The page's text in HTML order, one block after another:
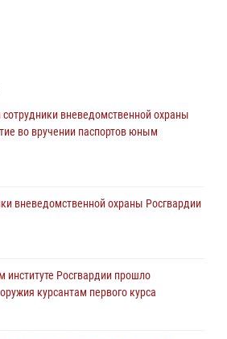
ОМОН и СОБР Росгвардии
лиц, причастных к мошенничеству
вневедомственной охраны
находящийся в розыске
отряда спецназа «Ермак»
по беспарашютному десантированию
вневедомственной охраны
во вручении паспортов юным
вневедомственной охраны Росгвардии
институте Росгвардии прошло
курсантам первого курса